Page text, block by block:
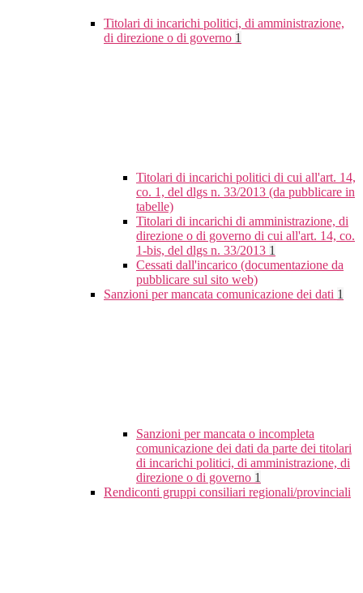
Titolari di incarichi politici, di amministrazione,
di direzione o di governo 1
Titolari di incarichi politici di cui all'art. 14,
co. 1, del dlgs n. 33/2013 (da pubblicare in
tabelle)
Titolari di incarichi di amministrazione, di
direzione o di governo di cui all'art. 14, co.
1-bis, del dlgs n. 33/2013 1
Cessati dall'incarico (documentazione da
pubblicare sul sito web)
Sanzioni per mancata comunicazione dei dati 1
Sanzioni per mancata o incompleta
comunicazione dei dati da parte dei titolari
di incarichi politici, di amministrazione, di
direzione o di governo 1
Rendiconti gruppi consiliari regionali/provinciali